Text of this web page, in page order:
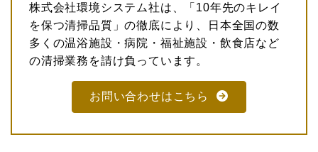
株式会社環境システム社は、「10年先のキレイ
を保つ清掃品質」の徹底により、日本全国の数
多くの温浴施設・病院・福祉施設・飲食店など
の清掃業務を請け負っています。
お問い合わせはこちら